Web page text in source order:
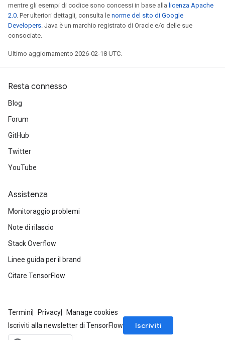
mentre gli esempi di codice sono concessi in base alla licenza Apache
2.0. Per ulteriori dettagli, consulta le norme del sito di Google
Developers. Java è un marchio registrato di Oracle e/o delle sue
consociate.
Ultimo aggiornamento 2026-02-18 UTC.
Resta connesso
Blog
Forum
GitHub
Twitter
YouTube
Assistenza
Monitoraggio problemi
Note di rilascio
Stack Overflow
Linee guida per il brand
Citare TensorFlow
Termini Privacy
Manage cookies
Iscriviti alla newsletter di TensorFlow
Iscriviti